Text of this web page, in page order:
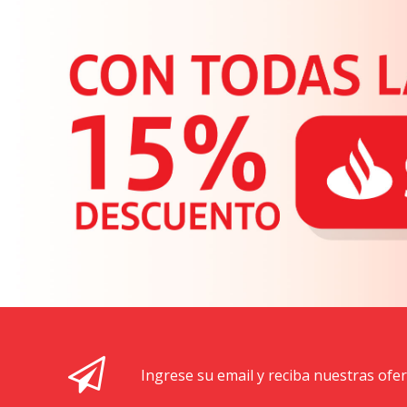
Ingrese su email y reciba nuestras